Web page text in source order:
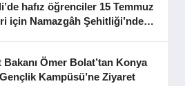
hafız öğrenciler 15 Temmuz
için Namazgâh Şehitliği’nde
Bakanı Ömer Bolat’tan Konya
Kampüsü’ne Ziyaret